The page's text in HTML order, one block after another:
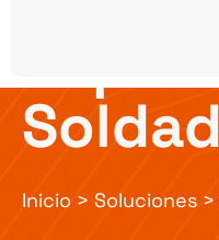
Inicio > Soluciones >